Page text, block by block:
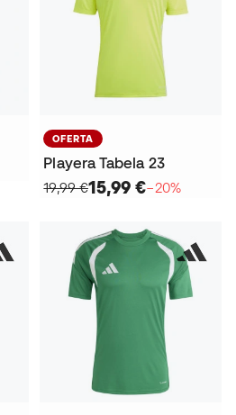
OFERTA
Playera Tabela 23
19,99 €15,99 €−20%